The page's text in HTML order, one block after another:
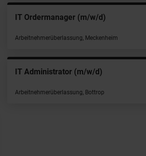
IT Ordermanager (m/w/d)
Arbeitnehmerüberlassung, Meckenheim
IT Administrator (m/w/d)
Arbeitnehmerüberlassung, Bottrop